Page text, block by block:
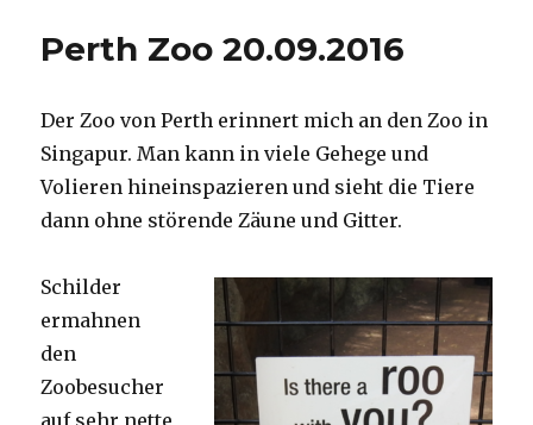
Perth
Perth Zoo 20.09.2016
Der Zoo von Perth erinnert mich an den Zoo in
Singapur. Man kann in viele Gehege und
Volieren hineinspazieren und sieht die Tiere
dann ohne störende Zäune und Gitter.
Schilder
ermahnen
den
Zoobesucher